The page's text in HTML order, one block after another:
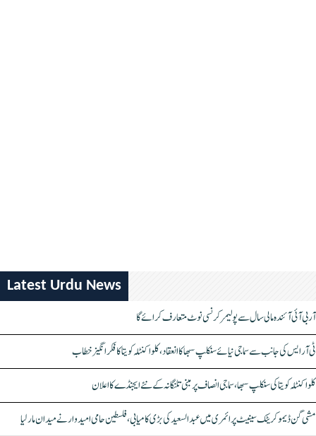
Latest Urdu News
آر بی آئی آئندہ مالی سال سے پولیمر کرنسی نوٹ متعارف کرائے گا
ٹی آر ایس کی جانب سے سماجی نیائے سنکلپ سبھا کا انعقاد، کلواکنٹلہ کویتا کا فکر انگیز خطاب
کلواکنٹلہ کویتا کی سنکلپ سبھا، سماجی انصاف پر مبنی تلنگانہ کے نئے ایجنڈے کا اعلان
مشی گن ڈیموکریٹک سینیٹ پرائمری میں عبدالسعید کی بڑی کامیابی، فلسطین حامی امیدوار نے میدان مار لیا